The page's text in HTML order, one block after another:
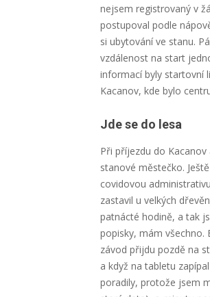
nejsem registrovaný v
postupoval podle
si ubytování ve stanu.
vzdálenost na start
informací byly startovní
Kacanov, kde bylo
Jde se do lesa
Při příjezdu do
stanové městečko.
covidovou
zastavil u velkých
patnácté hodině, a tak
popisky, mám všechno.
závod přijdu pozdě na
a když na tabletu
poradily, protože jsem